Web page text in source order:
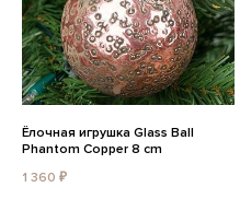
Ёлочная игрушка Glass Ball
Phantom Copper 8 cm
1 360 ₽